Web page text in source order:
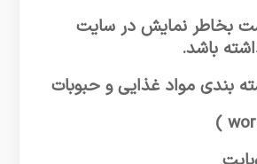
بخاطر نمایش در سایت
باشد.
بندی مواد غذایی و حبوبات